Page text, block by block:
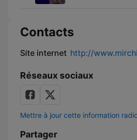
Contacts
Site internet http://
Réseaux sociaux
Mettre à jour cette information
Partager